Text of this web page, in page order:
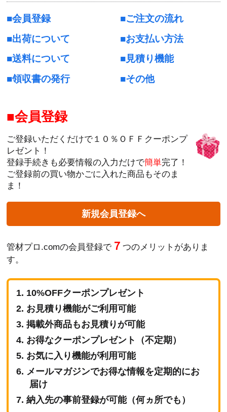
会員登録
ご注文の流れ
出荷について
お支払い方法
送料について
見積り機能
領収書の発行
その他
会員登録
ご登録いただくだけで１０％ＯＦＦクーポンプ
レゼント！
登録手続きも必要情報の入力だけで簡単完了！
ご登録前の買い物かごに入れた商品もそのま
ま！
新規会員登録へ
管材プロ.comの会員登録で ７つのメリットがありま
す。
10%OFFクーポンプレゼント
お見積り機能がご利用可能
掲載外商品もお見積りが可能
お得なクーポンプレゼント（不定期）
お気に入り機能が利用可能
メールマガジンでお得な情報を定期的にお
届け
納入先の事前登録が可能（何ヵ所でも）